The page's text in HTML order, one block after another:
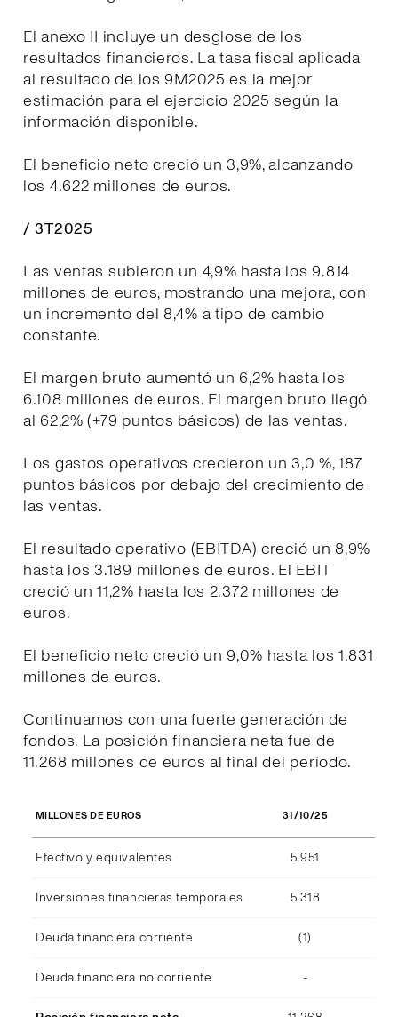
El anexo II incluye un desglose de los
resultados financieros. La tasa fiscal aplicada
al resultado de los 9M2025 es la mejor
estimación para el ejercicio 2025 según la
información disponible.
El beneficio neto creció un 3,9%, alcanzando
los 4.622 millones de euros.
/ 3T2025
Las ventas subieron un 4,9% hasta los 9.814
millones de euros, mostrando una mejora, con
un incremento del 8,4% a tipo de cambio
constante.
El margen bruto aumentó un 6,2% hasta los
6.108 millones de euros. El margen bruto llegó
al 62,2% (+79 puntos básicos) de las ventas.
Los gastos operativos crecieron un 3,0 %, 187
puntos básicos por debajo del crecimiento de
las ventas.
El resultado operativo (EBITDA) creció un 8,9%
hasta los 3.189 millones de euros. El EBIT
creció un 11,2% hasta los 2.372 millones de
euros.
El beneficio neto creció un 9,0% hasta los 1.831
millones de euros.
Continuamos con una fuerte generación de
fondos. La posición financiera neta fue de
11.268 millones de euros al final del período.
MILLONES DE EUROS 31/10/25
Efectivo y equivalentes 5.951
Inversiones financieras temporales 5.318
Deuda financiera corriente (1)
Deuda financiera no corriente -